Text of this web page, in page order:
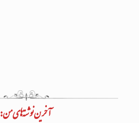
آخرین نوشته‌های من: